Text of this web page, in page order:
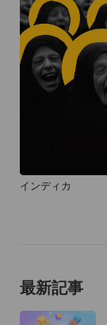
インディカ
最新記事